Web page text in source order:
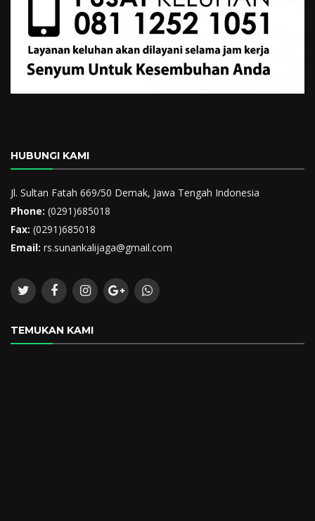
HUBUNGI KAMI
Jl. Sultan Fatah 669/50 Demak, Jawa Tengah Indonesia
Phone: (0291)685018
Fax: (0291)685018
Email: rs.sunankalijaga@gmail.com
TEMUKAN KAMI